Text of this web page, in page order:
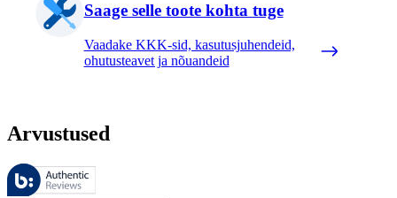
Saage selle toote kohta tuge
Vaadake KKK-sid, kasutusjuhendeid,
ohutusteavet ja nõuandeid
Arvustused
Neid arvustusi haldab Bazaarvoice ja need vastavad Bazaarvoice’i